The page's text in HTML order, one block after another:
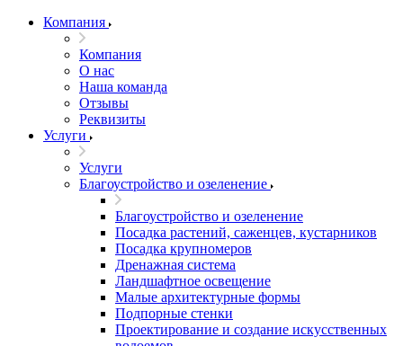
Компания
Компания
О нас
Наша команда
Отзывы
Реквизиты
Услуги
Услуги
Благоустройство и озеленение
Благоустройство и озеленение
Посадка растений, саженцев, кустарников
Посадка крупномеров
Дренажная система
Ландшафтное освещение
Малые архитектурные формы
Подпорные стенки
Проектирование и создание искусственных